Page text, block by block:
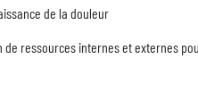
de la douleur
de ressources internes et externes